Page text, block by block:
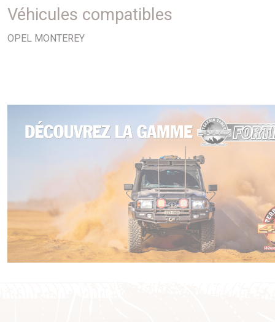
3,1TD
Véhicules compatibles
OPEL MONTEREY